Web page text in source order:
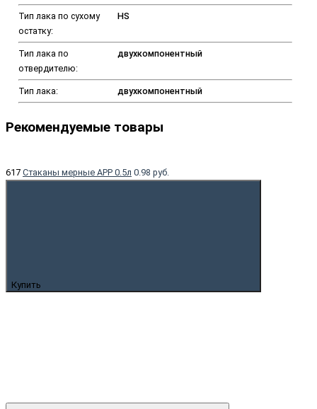
Тип лака по сухому
остатку:
HS
Тип лака по
отвердителю:
двухкомпонентный
Тип лака: двухкомпонентный
Рекомендуемые товары
617 Cтаканы мерные APP 0.5л 0.98 руб.
Купить